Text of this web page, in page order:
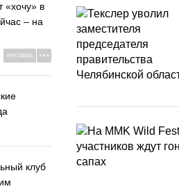
«хочу» в
– на
РЕКЛАМА
клуб